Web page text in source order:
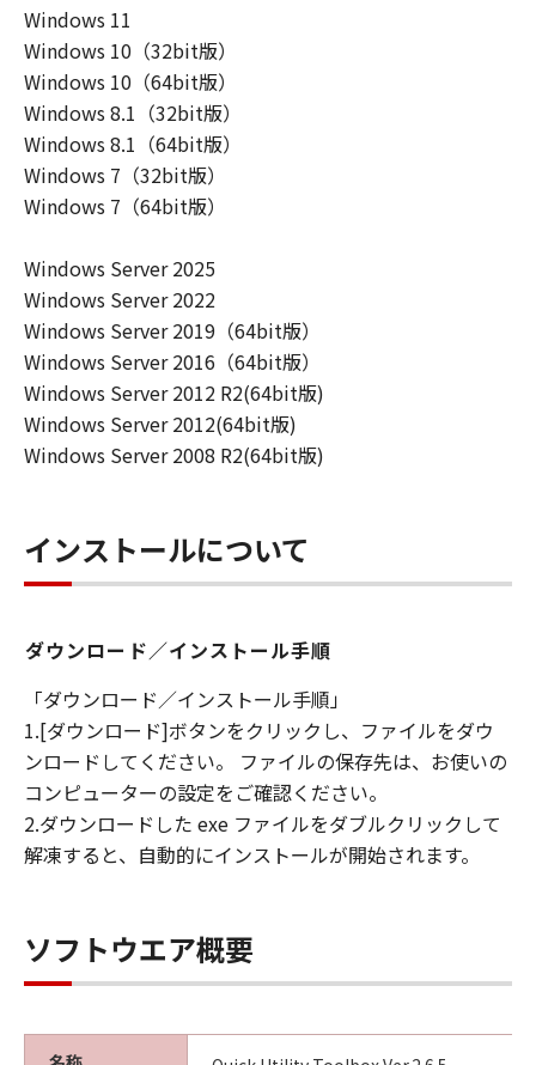
に、本契約の条件の下で、「許諾ソフトウ
エア」を使用させることができます。その
場合、お客様には、かかる「指定ユーザ」
を本契約の条件に従わせることにつき、す
べての責任を負っていただくものとしま
す。 (2) お客様は、再使用許諾、譲渡、頒
布、貸与その他の方法により、第三者に
せることはできません。
(3) お客様は、「本ソフトウエア」の全部
または一部を修正、改変、リバース・エン
ジニアリング、逆コンパイルまたは逆アセ
ンブル等することはできません。また第三
者にこのような行為をさせてはなりませ
ん。
的財産権のいかなる権利もお客様に付与す
るものではありません。
所有権
「本ソフトウエア」及びその複製物に係る
権限及び所有権は、その内容によりキヤノ
ンまたはキヤノンのライセンサーに帰属し
ます。
保証
「許諾ソフトウエア」が、CD-ROM等の記
憶媒体に格納されて提供されている場合、
ア」を購入した日から90日の間、「許諾ソ
フトウエア」が格納されている記憶媒体
（以下「メディア」と言います）に物理的
期間中に「メディア」に物理的な欠陥が発
Windows 11
Windows 10（32bit版）
Windows 10（64bit版）
Windows 8.1（32bit版）
Windows 8.1（64bit版）
Windows 7（32bit版）
Windows 7（64bit版）
Windows Server 2025
Windows Server 2022
Windows Server 2019（64bit版）
Windows Server 2016（64bit版）
Windows Server 2012 R2(64bit版)
Windows Server 2012(64bit版)
Windows Server 2008 R2(64bit版)
インストールについて
ダウンロード／インストール手順
「ダウンロード／インストール手順」
1.[ダウンロード]ボタンをクリックし、ファイルをダウ
ンロードしてください。 ファイルの保存先は、お使いの
コンピューターの設定をご確認ください。
2.ダウンロードした exe ファイルをダブルクリックして
解凍すると、自動的にインストールが開始されます。
ソフトウエア概要